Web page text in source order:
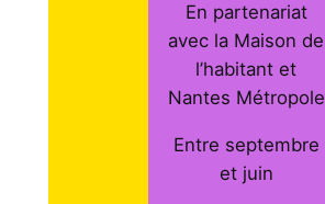
En partenariat
avec la Maison de
l’habitant et
Nantes Métropole
Entre septembre
et juin